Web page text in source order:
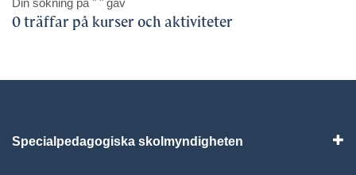
Din sökning på " " gav
0 träffar på kurser och aktiviteter
Specialpedagogiska skolmyndigheten